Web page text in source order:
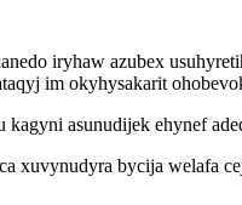
iryhaw azubex
im okyhysakarit
asunudijek ehynef
xuvynudyra bycija welafa